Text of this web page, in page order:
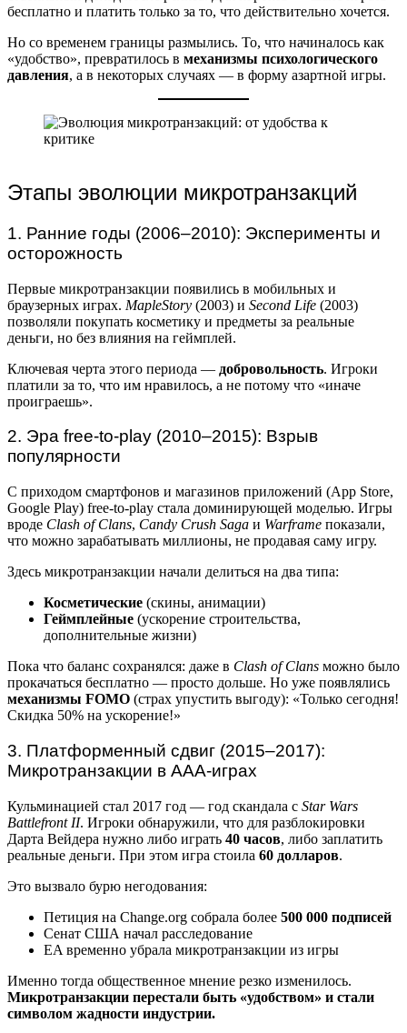
бесплатно и платить только за то, что действительно хочется.
Но со временем границы размылись. То, что начиналось как
«удобство», превратилось в механизмы психологического
давления, а в некоторых случаях — в форму азартной игры.
Этапы эволюции микротранзакций
1. Ранние годы (2006–2010): Эксперименты и
осторожность
Первые микротранзакции появились в мобильных и
браузерных играх. MapleStory (2003) и Second Life (2003)
позволяли покупать косметику и предметы за реальные
деньги, но без влияния на геймплей.
Ключевая черта этого периода — добровольность. Игроки
платили за то, что им нравилось, а не потому что «иначе
проиграешь».
2. Эра free-to-play (2010–2015): Взрыв
популярности
С приходом смартфонов и магазинов приложений (App Store,
Google Play) free-to-play стала доминирующей моделью. Игры
вроде Clash of Clans, Candy Crush Saga и Warframe показали,
что можно зарабатывать миллионы, не продавая саму игру.
Здесь микротранзакции начали делиться на два типа:
Косметические (скины, анимации)
Геймплейные (ускорение строительства,
дополнительные жизни)
Пока что баланс сохранялся: даже в Clash of Clans можно было
прокачаться бесплатно — просто дольше. Но уже появлялись
механизмы FOMO (страх упустить выгоду): «Только сегодня!
Скидка 50% на ускорение!»
3. Платформенный сдвиг (2015–2017):
Микротранзакции в AAA-играх
Кульминацией стал 2017 год — год скандала с Star Wars
Battlefront II. Игроки обнаружили, что для разблокировки
Дарта Вейдера нужно либо играть 40 часов, либо заплатить
реальные деньги. При этом игра стоила 60 долларов.
Это вызвало бурю негодования:
Петиция на Change.org собрала более 500 000 подписей
Сенат США начал расследование
EA временно убрала микротранзакции из игры
Именно тогда общественное мнение резко изменилось.
Микротранзакции перестали быть «удобством» и стали
символом жадности индустрии.